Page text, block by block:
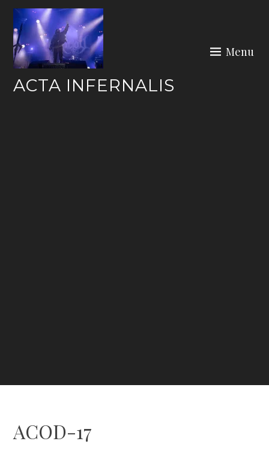
Skip
content
ACTA INFERNALIS
Menu
ACOD-17